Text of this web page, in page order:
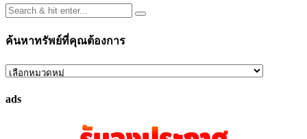
ค้นหาทรัพย์ที่คุณต้องการ
ค้นหา
ที่
ads